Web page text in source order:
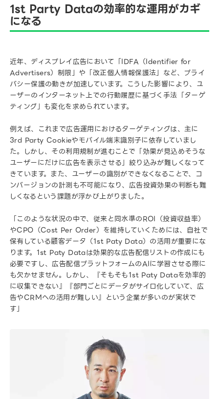
1st Party Dataの効率的な運用がカギ
になる
近年、ディスプレイ広告において「IDFA（Identifier for
Advertisers）制限」や「改正個人情報保護法」など、プライ
バシー保護の動きが加速しています。こうした影響により、ユ
ーザーのインターネット上での行動履歴に基づく手法「ターゲ
ティング」も変化を求められています。
例えば、これまで広告運用におけるターゲティングは、主に
3rd Party Cookieやモバイル端末識別子に依存していまし
た。しかし、その利用規制が進むことで「効果が見込めそうな
ユーザーにだけに広告を表示させる」絞り込みが難しくなって
きています。また、ユーザーの識別ができなくなることで、コ
ンバージョンの計測も不可能になり、広告投資効果の判断も難
しくなるという課題が浮かび上がりました。
「このような状況の中で、従来と同水準のROI（投資収益率）
やCPO（Cost Per Order）を維持していくためには、自社で
保有している顧客データ（1st Paty Data）の活用が重要にな
ります。1st Paty Dataは効果的な広告配信リストの作成にも
必要ですし、広告配信プラットフォームのAIに学習させる際に
も欠かせません。しかし、『そもそも1st Paty Dataを効率的
に収集できない』『部門ごとにデータがサイロ化していて、広
告やCRMへの活用が難しい』という企業が多いのが実状で
す」